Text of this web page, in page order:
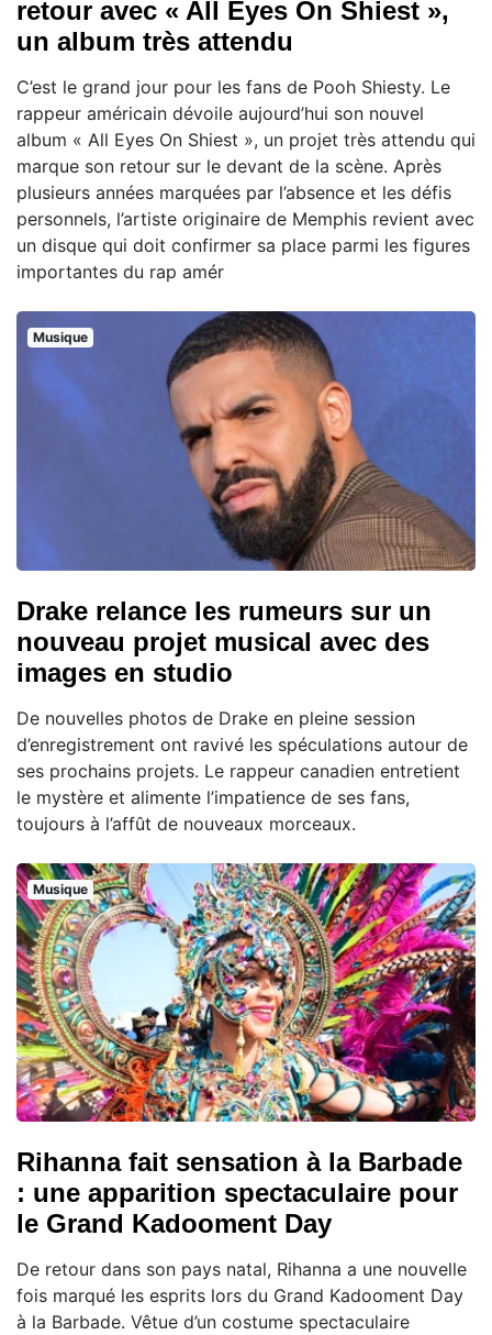
retour avec « All Eyes On Shiest »,
un album très attendu
C’est le grand jour pour les fans de Pooh Shiesty. Le
rappeur américain dévoile aujourd’hui son nouvel
album « All Eyes On Shiest », un projet très attendu qui
marque son retour sur le devant de la scène. Après
plusieurs années marquées par l’absence et les défis
personnels, l’artiste originaire de Memphis revient avec
un disque qui doit confirmer sa place parmi les figures
importantes du rap amér
Musique
Drake relance les rumeurs sur un
nouveau projet musical avec des
images en studio
De nouvelles photos de Drake en pleine session
d’enregistrement ont ravivé les spéculations autour de
ses prochains projets. Le rappeur canadien entretient
le mystère et alimente l’impatience de ses fans,
toujours à l’affût de nouveaux morceaux.
Musique
Rihanna fait sensation à la Barbade
: une apparition spectaculaire pour
le Grand Kadooment Day
De retour dans son pays natal, Rihanna a une nouvelle
fois marqué les esprits lors du Grand Kadooment Day
à la Barbade. Vêtue d’un costume spectaculaire